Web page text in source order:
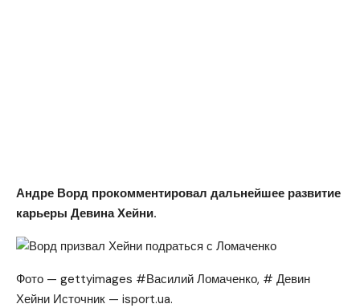
Андре Ворд прокомментировал дальнейшее развитие
карьеры Девина Хейни.
Фото — gettyimages #Василий Ломаченко, # Девин
Хейни Источник — isport.ua.